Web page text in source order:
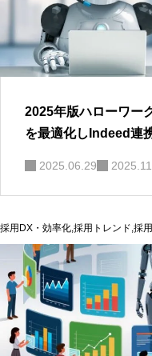
2025年版ハローワー
を最適化しIndeed連
2025.06.29
採用DX・効率化 採用トレンド 採